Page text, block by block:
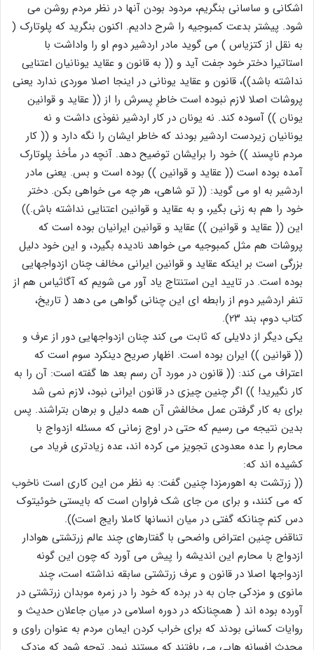
اشکانی و ساسانی بنگریم، مردود بودن آنها در نظر مردم روشن می
شود. پیشتر بدعت کمبوجیه را شرح دادیم. اکنون بنگرید که پلوتارک (
به نقل از کتزیاس ) می گوید مادر اردشیر دوم او را واداشت با
استاتیرا دختر خود جفت آید و (( به قانون و عقاید یونانیان اعتنایی
نداشته باشد))، قانون و عقاید یونانی در اینجا اصلا موردی ندارد یعنی
پروشات اصلا لازم نبوده است خاطرِ پسرش را از (( عقاید و قوانین
یونان )) آسوده کند. نه یونان در کار اردشیر نفوذی داشت و نه
یونانیان زیردست اردشیر بودند که خاطر ایشان را نگه دارد و (( کار
مردم ناپسند )) خود را برایشان توضیح دهد. آنچه در مأخذ پلوتارک
آمده بوده است (( عقاید و قوانین )) بوده است و بس. یعنی مادر
اردشیر به او می گوید: (( تو شاهی، هر چه می خواهی بکن. دختر
خود را هم به زنی بگیر، و به عقاید و قوانین اعتنایی نداشته باش.))
این (( عقاید و قوانین )) عقاید و قوانین ایرانیان بوده است که
پروشات هم مثل کمبوجیه می خواهد نادیده بگیرد، و این خود دلیل
بزرگی است بر اینکه عقاید و قوانین ایرانی مخالف چنان ازدواجهایی
بوده است. در تایید این استنتاج یاد آور می شویم که آگاثیاس هم از
تنفر اردشیر دوم از رابطه ای این چنانی گواهی می دهد ( تاریخ،
کتاب دوم، بند ۲۳).
یکی دیگر از دلایلی که ثابت می کند چنان ازدواجهایی دور از عرف و
(( قوانین )) ایران بوده است. اظهار صریح دینکرد سوم است که
اعتراف می کند: (( قانون در مورد آن رسم بعد ها گفته است: آن را به
کار نگیرید! )) اگر چنین چیزی در قانون ایرانی نبود، لازم نمی شد
برای به کار گرفتن عمل مخالفش آن همه دلیل و برهان بتراشند. پس
بدین نتیجه می رسیم که حتی در اوج زمانی که مسئله ازدواج با
محارم را عده معدودی تجویز می کرده اند، عده زیادتری فریاد می
کشیده اند که:
(( زرتشت به اهورمزدا چنین گفت: به نظر من این کاری است ناخوب
که می کنند، و برای من جای شک فراوان است که بایستی خوئیتوک
دس کنم چنانکه گفتی در میان انسانها کاملا رایج است)).
تناقض چنین اعتراض واضحی با گفتارهای چند عالم زرتشتی هوادار
ازدواج با محارم این اندیشه را پیش می آورد که چون این گونه
ازدواجها اصلا در قانون و عرف زرتشتی سابقه نداشته است، چند
مانوی و مزدکی جان به در برده که خود را در زمره موبدان زرتشتی در
آورده بوده اند ( همچنانکه در دوره اسلامی در میان جاعلان حدیث و
روایات کسانی بودند که برای خراب کردن ایمان مردم به عنوان راوی و